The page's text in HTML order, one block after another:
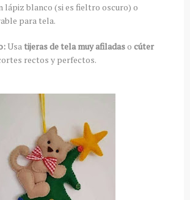
lápiz blanco (si es fieltro oscuro) o
para tela.
Usa tijeras de tela muy afiladaso cúter
rectos y perfectos.